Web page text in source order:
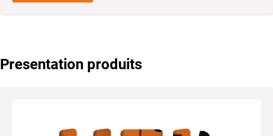
Presentation produits